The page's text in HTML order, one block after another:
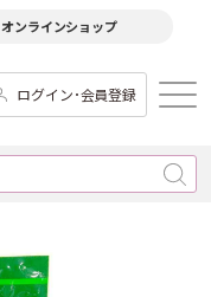
オンラインショップ
ログイン･会員登録